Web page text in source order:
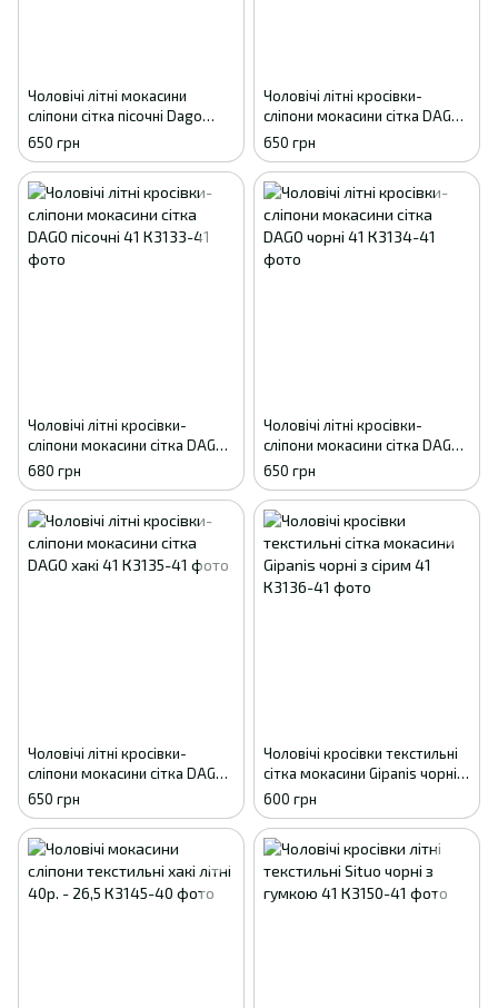
Чоловічі літні мокасини
сліпони сітка пісочні Dago
Style 41 - 27см
650 грн
Чоловічі літні кросівки-
сліпони мокасини сітка DAGO
сині 41
650 грн
Чоловічі літні кросівки-
сліпони мокасини сітка DAGO
пісочні 41
680 грн
Чоловічі літні кросівки-
сліпони мокасини сітка DAGO
чорні 41
650 грн
Чоловічі літні кросівки-
сліпони мокасини сітка DAGO
хакі 41
650 грн
Чоловічі кросівки текстильні
сітка мокасини Gipanis чорні з
сірим 41
600 грн